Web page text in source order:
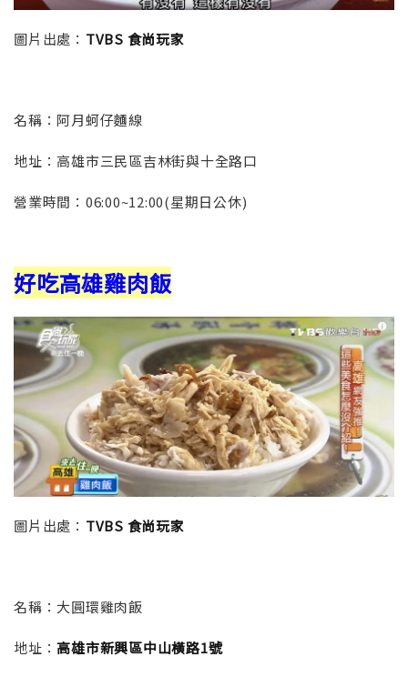
圖片出處： TVBS 食尚玩家
名稱： 阿月蚵仔麵線
地址： 高雄市三民區吉林街與十全路口
營業時間： 06:00~12:00(星期日公休)
好吃高雄雞肉飯
圖片出處： TVBS 食尚玩家
名稱： 大圓環雞肉飯
地址：高雄市新興區中山橫路1號